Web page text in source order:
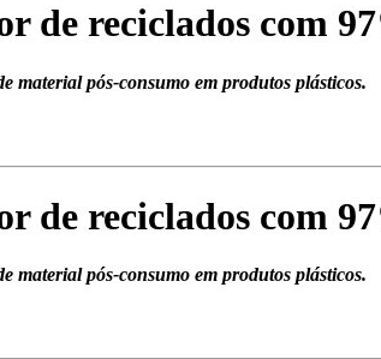
reciclados com
material pós-consumo em produtos plásticos.
reciclados com
material pós-consumo em produtos plásticos.